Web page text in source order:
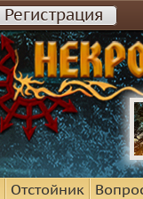
Регистрация
Отстойник